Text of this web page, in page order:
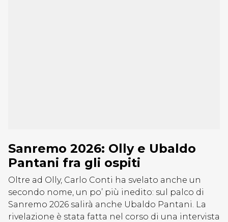
Sanremo 2026: Olly e Ubaldo
Pantani fra gli ospiti
Oltre ad Olly, Carlo Conti ha svelato anche un
secondo nome, un po’ più inedito: sul palco di
Sanremo 2026 salirà anche Ubaldo Pantani. La
rivelazione è stata fatta nel corso di una intervista